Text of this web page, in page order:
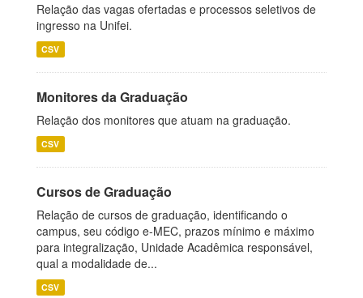
Relação das vagas ofertadas e processos seletivos de
ingresso na Unifei.
CSV
Monitores da Graduação
Relação dos monitores que atuam na graduação.
CSV
Cursos de Graduação
Relação de cursos de graduação, identificando o
campus, seu código e-MEC, prazos mínimo e máximo
para integralização, Unidade Acadêmica responsável,
qual a modalidade de...
CSV